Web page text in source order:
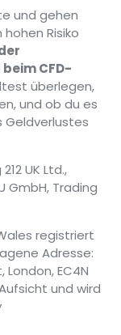
und gehen
Risiko
CFD-
überlegen,
und ob du es
Geldverlustes
UK Ltd.,
GmbH, Trading
registriert
Adresse:
EC4N
und wird